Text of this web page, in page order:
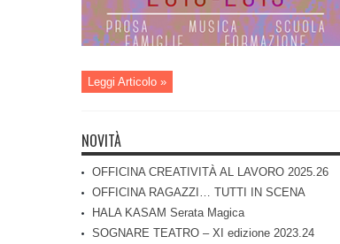
Leggi Articolo »
NOVITÀ
OFFICINA CREATIVITÀ AL LAVORO 2025.26
OFFICINA RAGAZZI… TUTTI IN SCENA
HALA KASAM Serata Magica
SOGNARE TEATRO – XI edizione 2023.24